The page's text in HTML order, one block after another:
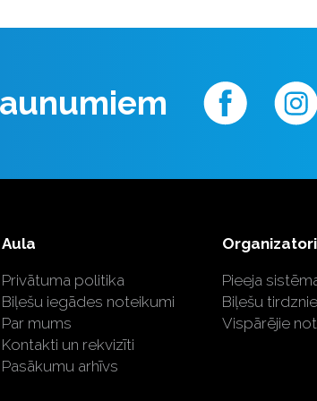
Aula
Privātuma politika
Biļešu iegādes noteikumi
Par mums
Kontakti un rekvizīti
Pasākumu arhīvs
Pieeja
Biļešu
Vispārējie